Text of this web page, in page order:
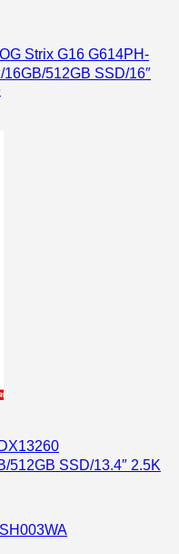
Strix G16 G614PH-
512GB SSD/16″
512GB SSD/13.4″ 2.5K